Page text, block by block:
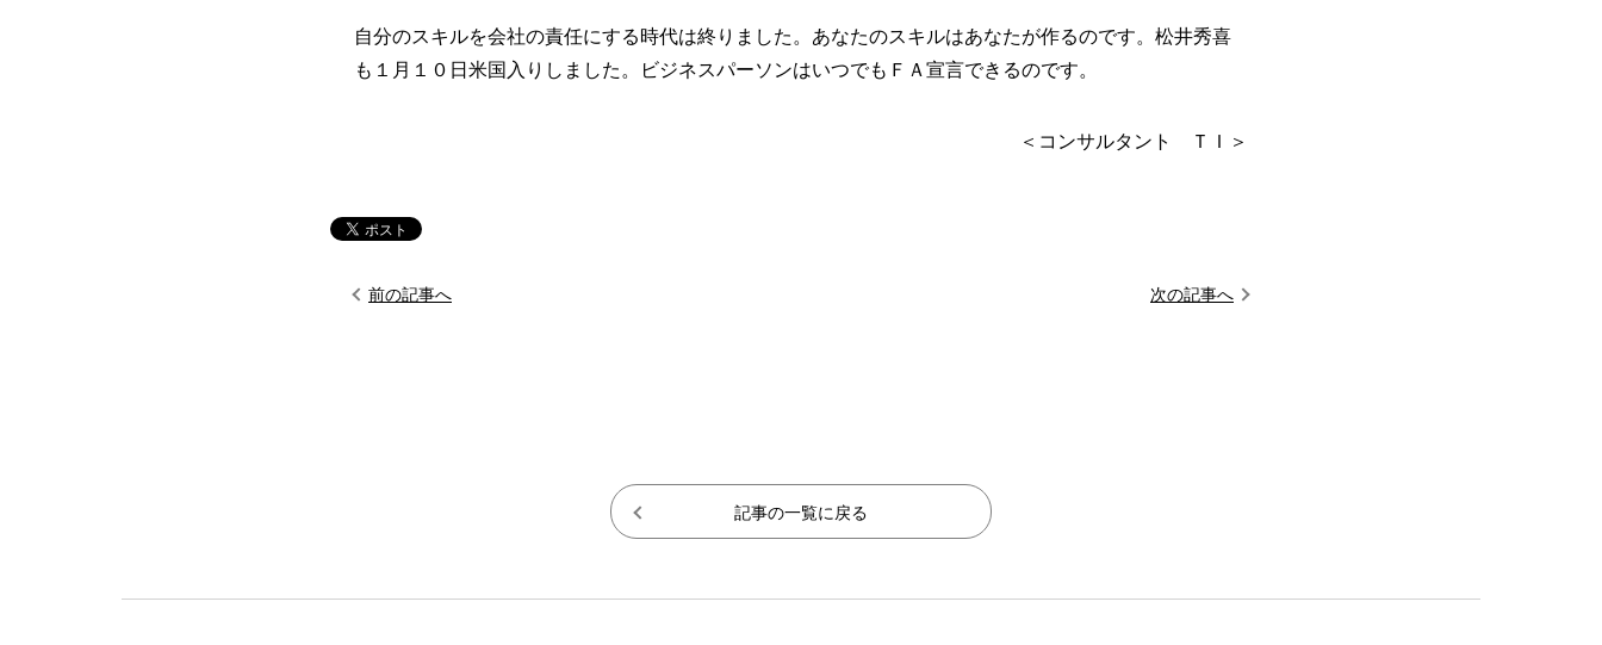
自分のスキルを会社の責任にする時代は終りました。あなたのスキルはあなたが作るのです。松井秀喜
も１月１０日米国入りしました。ビジネスパーソンはいつでもＦＡ宣言できるのです。
＜コンサルタント ＴＩ＞
前の記事へ 次の記事へ
記事の一覧に戻る